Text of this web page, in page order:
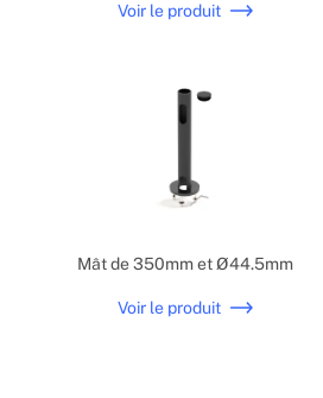
Voir le produit
Mât de 350mm et Ø44.5mm
Voir le produit